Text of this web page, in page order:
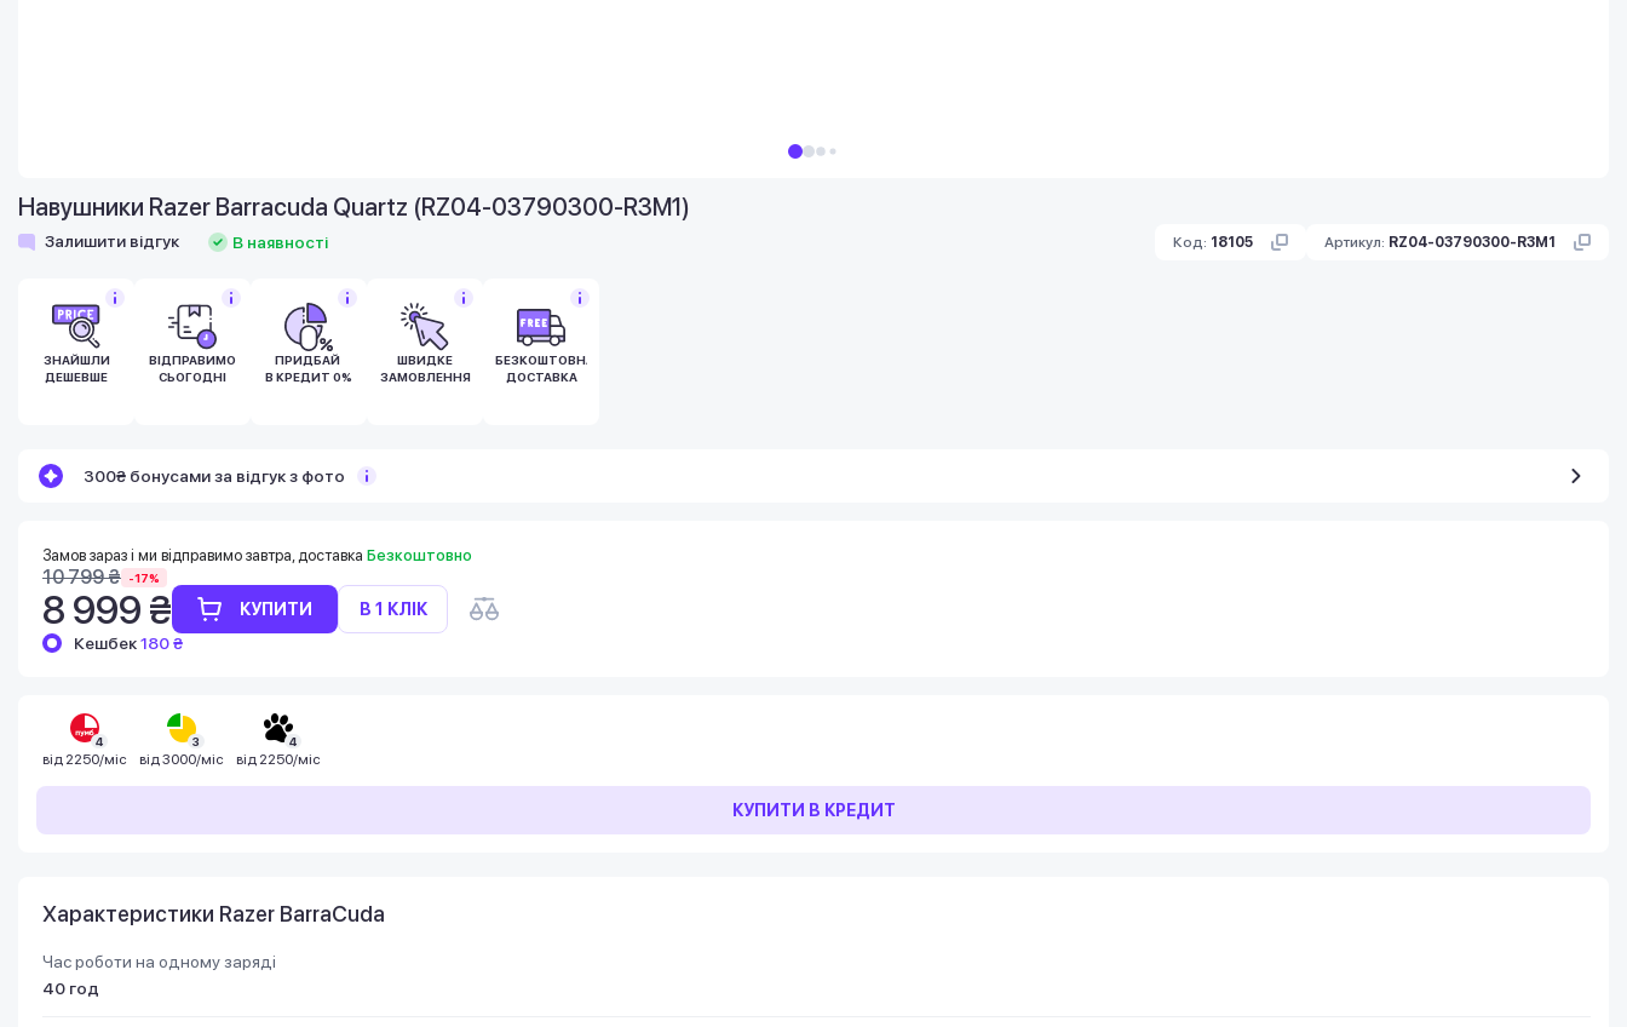
Навушники Razer Barracuda Quartz (RZ04-03790300-R3M1)
Залишити відгук В наявності Код: 18105 Артикул: RZ04-03790300-R3M1
ЗНАЙШЛИ
ДЕШЕВШЕ
ВІДПРАВИМО
СЬОГОДНІ
ПРИДБАЙ
В КРЕДИТ 0%
ШВИДКЕ
ЗАМОВЛЕННЯ
БЕЗКОШТОВНА
ДОСТАВКА
300₴ бонусами за відгук з фото
Замов зараз і ми відправимо завтра, доставка Безкоштовно
10 799 ₴ -17%
8 999 ₴ КУПИТИ
В 1 КЛІК
Кешбек180 ₴
після покупки.
Накопиченими бонусами можна сплатити
до 99% вартості наступної покупки:
детальніше
4
від 2250/міс
3
від 3000/міс
4
від 2250/міс
КУПИТИ В КРЕДИТ
Характеристики Razer BarraCuda
Час роботи на одному заряді
40 год